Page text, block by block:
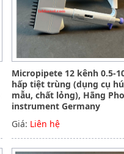
Micropipete 12 kênh 0.5-
hấp tiệt trùng (dụng cụ
mẫu, chất lỏng), Hãng
instrument Germany
Giá: Liên hệ